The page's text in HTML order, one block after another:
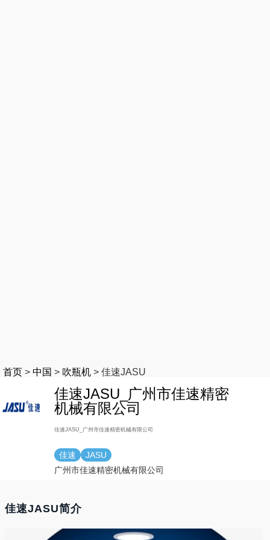
首页 > 中国 > 吹瓶机 > 佳速JASU
佳速JASU_广州市佳速精密
机械有限公司
佳速JASU_广州市佳速精密机械有限公司
佳速
JASU
广州市佳速精密机械有限公司
佳速JASU简介